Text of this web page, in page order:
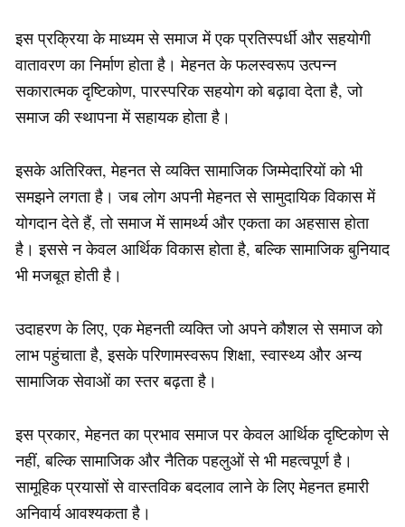
इस प्रक्रिया के माध्यम से समाज में एक प्रतिस्पर्धी और सहयोगी
वातावरण का निर्माण होता है। मेहनत के फलस्वरूप उत्पन्न
सकारात्मक दृष्टिकोण, पारस्परिक सहयोग को बढ़ावा देता है, जो
समाज की स्थापना में सहायक होता है।
इसके अतिरिक्त, मेहनत से व्यक्ति सामाजिक जिम्मेदारियों को भी
समझने लगता है। जब लोग अपनी मेहनत से सामुदायिक विकास में
योगदान देते हैं, तो समाज में सामर्थ्य और एकता का अहसास होता
है। इससे न केवल आर्थिक विकास होता है, बल्कि सामाजिक बुनियाद
भी मजबूत होती है।
उदाहरण के लिए, एक मेहनती व्यक्ति जो अपने कौशल से समाज को
लाभ पहुंचाता है, इसके परिणामस्वरूप शिक्षा, स्वास्थ्य और अन्य
सामाजिक सेवाओं का स्तर बढ़ता है।
इस प्रकार, मेहनत का प्रभाव समाज पर केवल आर्थिक दृष्टिकोण से
नहीं, बल्कि सामाजिक और नैतिक पहलुओं से भी महत्वपूर्ण है।
सामूहिक प्रयासों से वास्तविक बदलाव लाने के लिए मेहनत हमारी
अनिवार्य आवश्यकता है।